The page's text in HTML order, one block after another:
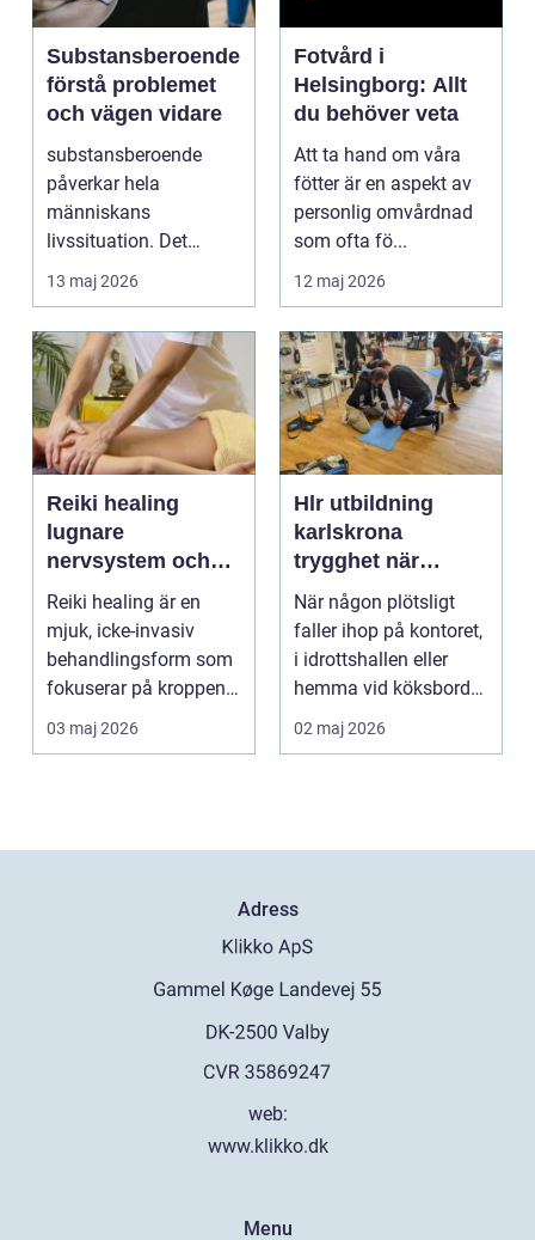
Substansberoende
förstå problemet
och vägen vidare
substansberoende
påverkar hela
människans
livssituation. Det
handlar sällan bara
om alkohol, narkoti...
13 maj 2026
Fotvård i
Helsingborg: Allt
du behöver veta
Att ta hand om våra
fötter är en aspekt av
personlig omvårdnad
som ofta fö...
12 maj 2026
Reiki healing
lugnare
nervsystem och
djupare
återhämtning
Reiki healing är en
mjuk, icke-invasiv
behandlingsform som
fokuserar på kroppens
egen förmåga att lä...
03 maj 2026
Hlr utbildning
karlskrona
trygghet när
sekunderna
räknas
När någon plötsligt
faller ihop på kontoret,
i idrottshallen eller
hemma vid köksbordet
finns det ba...
02 maj 2026
Adress
web:
www.klikko.dk
Menu